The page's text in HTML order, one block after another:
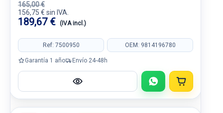
165,00 €
156,75 € sin IVA.
189,67 € (IVA incl.)
Ref: 7500950 OEM: 9814196780
Garantía 1 año Envío 24-48h